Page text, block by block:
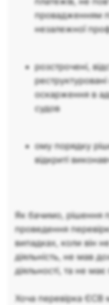
провадженням
незалежної
розстрочені,
оскарження в
судов
ому порядку
відкриті
Як бачимо, рішення
проведення
випадках, коли він
діяльність, не мав
діяльності, та не
Хоча перевірка ЄСВ